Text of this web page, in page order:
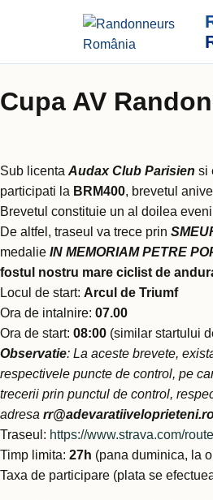
Cupa AV
Sub licenta Audax Club Parisien si
participati la BRM400, brevetul
Brevetul constituie un al doilea
De altfel, traseul va trece prin
medalie IN MEMORIAM PETRE
fostul nostru mare ciclist de
Locul de start: Arcul de Triumf
Ora de intalnire: 07.00
Ora de start: 08:00 (similar startului
Observatie: La aceste brevete,
respectivele puncte de control, pe
trecerii prin punctul de control,
adresa
Traseul: https://www.strava.com/
Timp limita: 27h (pana duminica, la
Taxa de participare (plata se